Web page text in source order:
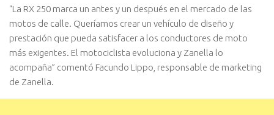
“La RX 250 marca un antes y un después en el mercado de las
motos de calle. Queríamos crear un vehículo de diseño y
prestación que pueda satisfacer a los conductores de moto
más exigentes. El motociclista evoluciona y Zanella lo
acompaña” comentó Facundo Lippo, responsable de marketing
de Zanella.